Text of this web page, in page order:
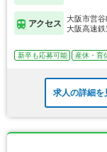
アクセス
大阪市営
大阪高速
新卒も応募可能 産休・育
求人の詳細を